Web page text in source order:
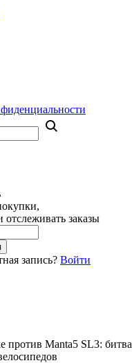
отслеживать заказы
запись? Войти
против Manta5 SL3: битва